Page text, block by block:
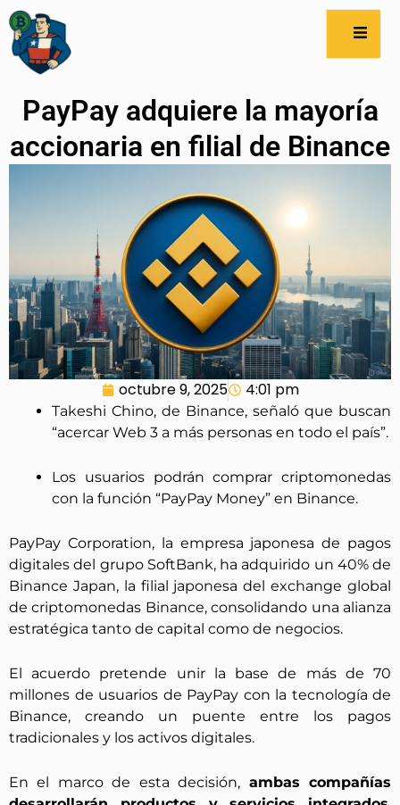
PayPay adquiere la mayoría
accionaria en filial de Binance
octubre 9, 2025 4:01 pm
Takeshi Chino, de Binance, señaló que buscan
“acercar Web 3 a más personas en todo el país”.
Los usuarios podrán comprar criptomonedas
con la función “PayPay Money” en Binance.
PayPay Corporation, la empresa japonesa de pagos
digitales del grupo SoftBank, ha adquirido un 40% de
Binance Japan, la filial japonesa del exchange global
de criptomonedas Binance, consolidando una alianza
estratégica tanto de capital como de negocios.
El acuerdo pretende unir la base de más de 70
millones de usuarios de PayPay con la tecnología de
Binance, creando un puente entre los pagos
tradicionales y los activos digitales.
En el marco de esta decisión, ambas compañías